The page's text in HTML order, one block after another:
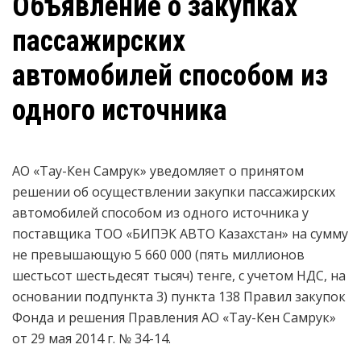
пассажирских
автомобилей способом из
одного источника
АО «Тау-Кен Самрук» уведомляет о принятом
решении об осуществлении закупки пассажирских
автомобилей способом из одного источника у
поставщика ТОО «БИПЭК АВТО Казахстан» на сумму
не превышающую 5 660 000 (пять миллионов
шестьсот шестьдесят тысяч) тенге, с учетом НДС, на
основании подпункта 3) пункта 138 Правил закупок
Фонда и решения Правления АО «Тау-Кен Самрук»
от 29 мая 2014 г. № 34-14.